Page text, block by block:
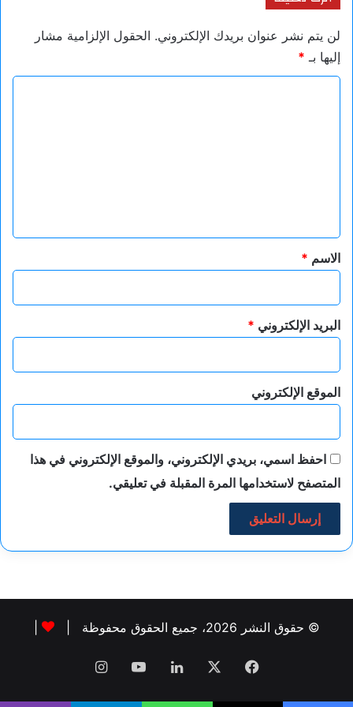
لن يتم نشر عنوان بريدك الإلكتروني. الحقول الإلزامية مشار
إليها بـ *
*
الاسم *
البريد الإلكتروني *
الموقع الإلكتروني
احفظ اسمي، بريدي الإلكتروني، والموقع الإلكتروني في هذا
المتصفح لاستخدامها المرة المقبلة في تعليقي.
© حقوق النشر 2026، جميع الحقوق محفوظة |
فيسبوك لينكدإن‫YouTubeانستقرام